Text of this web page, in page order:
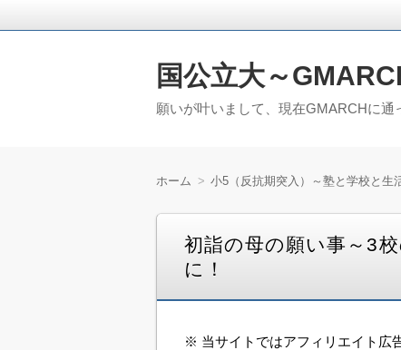
国公立大～
願いが叶いまして、現在GMARCHに通
ホーム 小5（反抗期突入）～塾と学校と生
初詣の母の願い事～3
に！
※ 当サイトではアフィリエイト広